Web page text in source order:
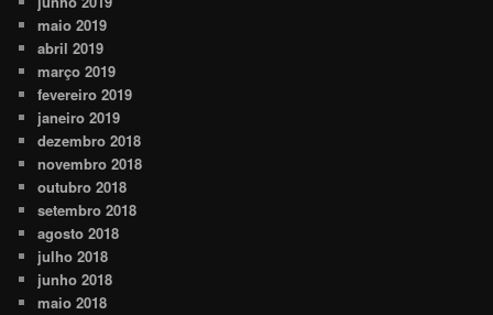
maio 2019
abril 2019
março 2019
fevereiro 2019
janeiro 2019
dezembro 2018
novembro 2018
outubro 2018
setembro 2018
agosto 2018
julho 2018
junho 2018
maio 2018